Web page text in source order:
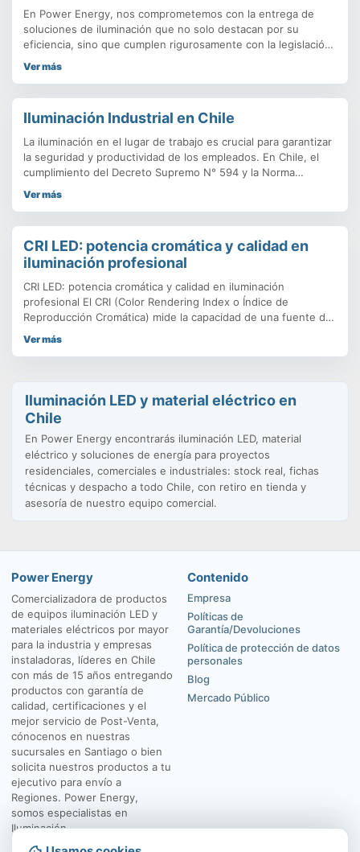
En Power Energy, nos comprometemos con la entrega de
soluciones de iluminación que no solo destacan por su
eficiencia, sino que cumplen rigurosamente con la legislación
vigente. Con la entrada en vigor de la Nueva Norma Lumínica
garantizar proyectos sostenibles y legales en todo el
territorio nacional.
Ver más
Iluminación Industrial en Chile
La iluminación en el lugar de trabajo es crucial para garantizar
la seguridad y productividad de los empleados. En Chile, el
cumplimiento del Decreto Supremo N° 594 y la Norma
NCh2745 es obligatorio, y una iluminación inadecuada puede
espacios laborales en entornos seguros y eficientes. Aprende
sobre los requisitos clave, los niveles mínimos de iluminación
y cómo implementar un sistema que no solo cumpla con la
normativa, sino que también mejore la productividad.
Ver más
CRI LED: potencia cromática y calidad en
iluminación profesional
CRI LED: potencia cromática y calidad en iluminación
profesional El CRI (Color Rendering Index o Índice de
Reproducción Cromática) mide la capacidad de una fuente de
luz para reproducir los colores de manera fiel en comparación
Ver más
Iluminación LED y material eléctrico en
Chile
En Power Energy encontrarás iluminación LED, material
eléctrico y soluciones de energía para proyectos
residenciales, comerciales e industriales: stock real, fichas
técnicas y despacho a todo Chile, con retiro en tienda y
asesoría de nuestro equipo comercial.
Power Energy
Comercializadora de productos
de equipos iluminación LED y
materiales eléctricos por mayor
para la industria y empresas
instaladoras, líderes en Chile
con más de 15 años entregando
productos con garantía de
calidad, certificaciones y el
mejor servicio de Post-Venta,
cónocenos en nuestras
sucursales en Santiago o bien
solicita nuestros productos a tu
ejecutivo para envío a
Regiones. Power Energy,
somos especialistas en
Iluminación.
Contenido
Empresa
Políticas de
Garantía/Devoluciones
Política de protección de datos
personales
Blog
Mercado Público